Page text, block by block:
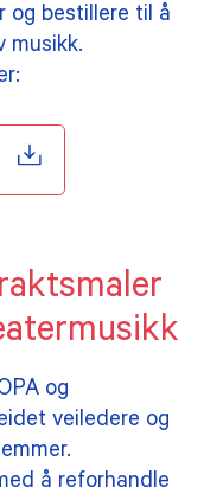
og bestillere til å
musikk.
og
veiledere og
å reforhandle